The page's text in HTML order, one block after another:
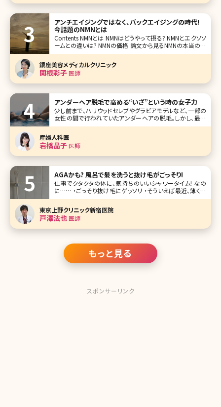
アンチエイジングではなく、バックエイジングの時代!
今話題のNMNとは
Contents NMNとは NMNはどうやって摂る? NMNとエクソソ
ームとの違いは? NMNの価格 論文から見るNMNの本当の効
果 まとめ 加齢による様々な体の不調やこれまで可能であっ
たことが不可能になる苦痛、衰えていくことへの恐怖など、エ
イジング＝老化に対して若返りの
銀座美容メディカルクリニック
関根彩子医師
アンダーヘア脱毛で高める“いざ”という時の女子力
少し前まで、ハリウッドセレブやグラビアモデルなど、一部の
女性の間で行われていたアンダーヘアの脱毛。しかし、最近
では一般の女性の間でもVIO脱毛と呼ばれるデリケートゾー
ンを含めたアンダーヘアの脱毛を考える人が増えています。
実際に施術を受けた人からは「快適すぎる!」という声も。ここ
でもはや女性の新しい常
産婦人科医
岩橋晶子医師
AGAかも? 風呂で髪を洗うと抜け毛がごっそり!
仕事でクタクタの体に、気持ちのいいシャワータイム! なの
に…… ・ごっそり抜け毛にゲッソリ ・そういえば最近、薄くな
ってきたような……? そんなアナタは、まずAGAを疑ってみま
症）とは、テストステロンという男
東京上野クリニック新宿医院
戸澤法也医師
もっと見る
スポンサーリンク